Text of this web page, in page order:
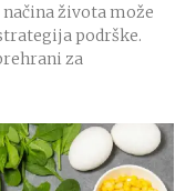
života može
podrške.
za